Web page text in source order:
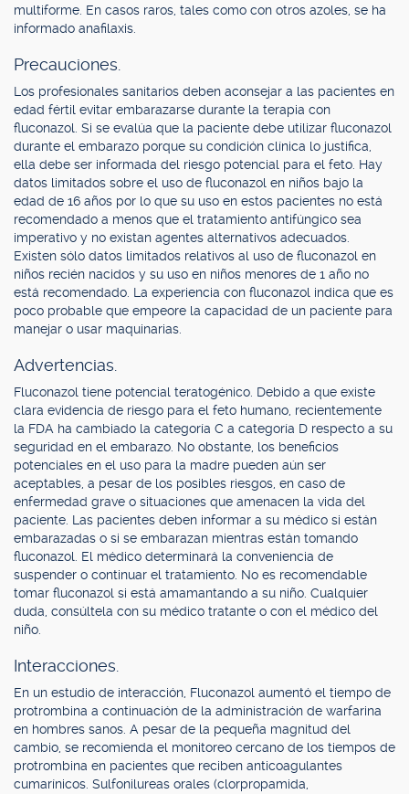
multiforme. En casos raros, tales como con otros azoles, se ha
informado anafilaxis.
Precauciones.
Los profesionales sanitarios deben aconsejar a las pacientes en
edad fértil evitar embarazarse durante la terapia con
fluconazol. Si se evalúa que la paciente debe utilizar fluconazol
durante el embarazo porque su condición clínica lo justifica,
ella debe ser informada del riesgo potencial para el feto. Hay
datos limitados sobre el uso de fluconazol en niños bajo la
edad de 16 años por lo que su uso en estos pacientes no está
recomendado a menos que el tratamiento antifúngico sea
imperativo y no existan agentes alternativos adecuados.
Existen sólo datos limitados relativos al uso de fluconazol en
niños recién nacidos y su uso en niños menores de 1 año no
está recomendado. La experiencia con fluconazol indica que es
poco probable que empeore la capacidad de un paciente para
manejar o usar maquinarias.
Advertencias.
Fluconazol tiene potencial teratogénico. Debido a que existe
clara evidencia de riesgo para el feto humano, recientemente
la FDA ha cambiado la categoría C a categoría D respecto a su
seguridad en el embarazo. No obstante, los beneficios
potenciales en el uso para la madre pueden aún ser
aceptables, a pesar de los posibles riesgos, en caso de
enfermedad grave o situaciones que amenacen la vida del
paciente. Las pacientes deben informar a su médico si están
embarazadas o si se embarazan mientras están tomando
fluconazol. El médico determinará la conveniencia de
suspender o continuar el tratamiento. No es recomendable
tomar fluconazol si está amamantando a su niño. Cualquier
duda, consúltela con su médico tratante o con el médico del
niño.
Interacciones.
En un estudio de interacción, Fluconazol aumentó el tiempo de
protrombina a continuación de la administración de warfarina
en hombres sanos. A pesar de la pequeña magnitud del
cambio, se recomienda el monitoreo cercano de los tiempos de
protrombina en pacientes que reciben anticoagulantes
cumarínicos. Sulfonilureas orales (clorpropamida,